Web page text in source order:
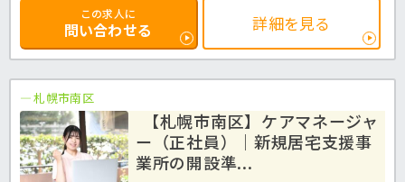
この求人に
問い合わせる 詳細を見る
札幌市南区
【札幌市南区】ケアマネージャ
ー（正社員）｜新規居宅支援事
業所の開設準...